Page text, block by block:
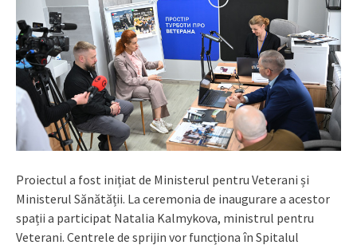
Proiectul a fost inițiat de Ministerul pentru Veterani și
Ministerul Sănătății. La ceremonia de inaugurare a acestor
spații a participat Natalia Kalmykova, ministrul pentru
Veterani. Centrele de sprijin vor funcționa în Spitalul